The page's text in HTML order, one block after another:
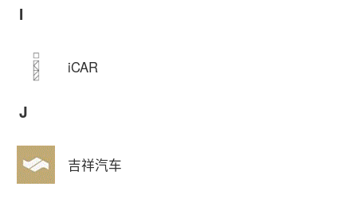
I
iCAR
J
吉祥汽车